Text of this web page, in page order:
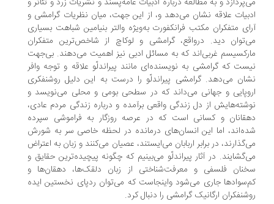
علاقه نشان می‌دهد و، از این جهت، میان نظریات گرامشی و
متفکران مکتب فرانکفورت به‌ویژه والتر بنیامین شباهت بسیاری
دید. درواقع، گرامشی و لوکاچ از شاخص‌ترین متفکران
غربی‌اند که به مسائل ادبی نیز اهمیت می‌دهند. بی‌جهت
که گرامشی به نویسنده‌ای مانند پیراندلّو علاقه و توجه وافر
می‌دهد. گرامشی پیراندلّو را درست به این دلیل روشنفکری
و جهانی می‌داند که در سطحی بومی و محلی می‌نویسد و
از دل زندگی واقعی برآمده و درباره زندگی مردم عادی،
و کسانی است که در عرصه روزگار به فراموشی سپرده
اما این انسان‌های درمانده در لحظه خاصی سر به شورش
در برابر اربابان می‌ایستند، عصیان می‌کنند و زبان به اعتراض
در آثار پیراندلّو می‌بینیم که چگونه پیچیده‌ترین حقایق و
فلسفی و معرفت‌شناختی از زبان دلقک‌ها، دهقان‌ها و
جاری می‌شود واینجاست که می‌توان ردپای نخستین ایده
ارگانیک گرامشی را دنبال کرد.